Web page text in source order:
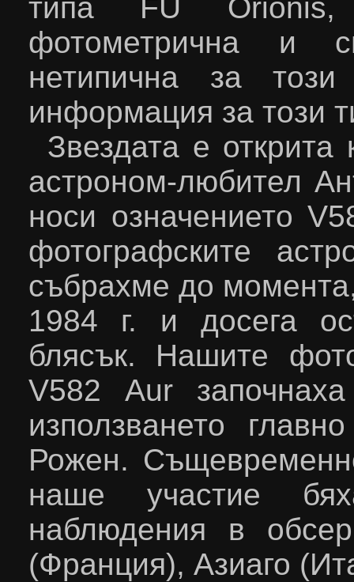
типа FU Orionis,
фотометрична и
нетипична за
информация за този
Звездата е открита
астроном-любител
носи означението V
фотографските
събрахме до
1984 г. и досега
блясък. Нашите
V582 Aur
използването
Рожен.
наше участие
наблюдения в
(Франция), Азиаго